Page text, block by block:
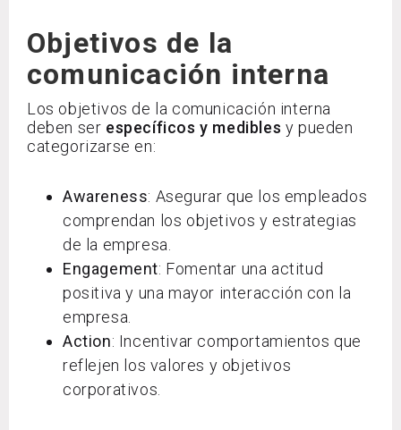
Objetivos de la
comunicación interna
Los objetivos de la comunicación interna
deben ser específicos y medibles y pueden
categorizarse en:
Awareness: Asegurar que los empleados
comprendan los objetivos y estrategias
de la empresa.
Engagement: Fomentar una actitud
positiva y una mayor interacción con la
empresa.
Action: Incentivar comportamientos que
reflejen los valores y objetivos
corporativos.